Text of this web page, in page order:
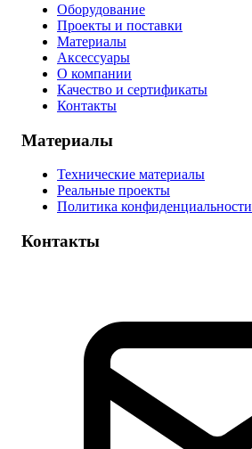
Оборудование
Проекты и поставки
Материалы
Аксессуары
О компании
Качество и сертификаты
Контакты
Материалы
Технические материалы
Реальные проекты
Политика конфиденциальности
Контакты